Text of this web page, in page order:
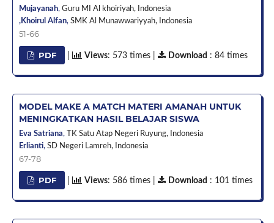
Mujayanah, Guru MI Al khoiriyah,
Indonesia
,Khoirul Alfan, SMK Al Munawwariyyah, Indonesia
51-66
PDF Views: 573 times | Download : 84 times
MODEL MAKE A MATCH MATERI AMANAH UNTUK
MENINGKATKAN HASIL BELAJAR SISWA
Eva Satriana, TK Satu Atap Negeri Ruyung,
Indonesia
Erlianti, SD Negeri Lamreh, Indonesia
67-78
PDF Views: 586 times | Download : 101 times